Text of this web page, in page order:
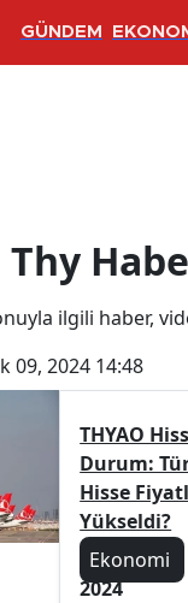
GÜNDEM
Thy
ilgili haber,
09, 2024 14:48
THYAO
Durum:
Hisse
Yükseldi?
Ekonomi
2024